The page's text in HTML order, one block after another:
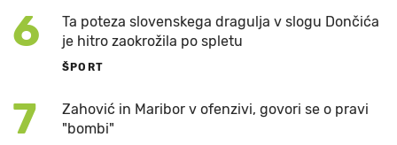
6
Ta poteza slovenskega dragulja v slogu Dončića
je hitro zaokrožila po spletu
ŠPORT
7
Zahović in Maribor v ofenzivi, govori se o pravi
"bombi"